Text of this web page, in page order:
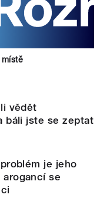
vědět
báli jste se zeptat
je jeho
se